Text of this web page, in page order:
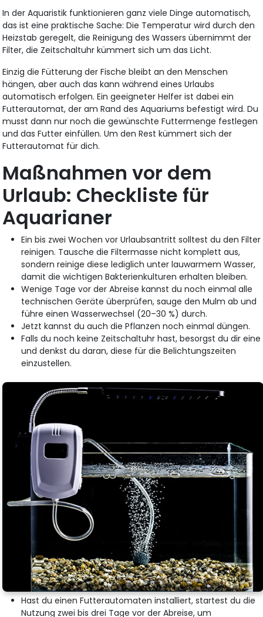
In der Aquaristik funktionieren ganz viele Dinge automatisch,
das ist eine praktische Sache: Die Temperatur wird durch den
Heizstab geregelt, die Reinigung des Wassers übernimmt der
Filter, die Zeitschaltuhr kümmert sich um das Licht.
Einzig die Fütterung der Fische bleibt an den Menschen
hängen, aber auch das kann während eines Urlaubs
automatisch erfolgen. Ein geeigneter Helfer ist dabei ein
Futterautomat, der am Rand des Aquariums befestigt wird. Du
musst dann nur noch die gewünschte Futtermenge festlegen
und das Futter einfüllen. Um den Rest kümmert sich der
Futterautomat für dich.
Maßnahmen vor dem
Urlaub: Checkliste für
Aquarianer
Ein bis zwei Wochen vor Urlaubsantritt solltest du den Filter
reinigen. Tausche die Filtermasse nicht komplett aus,
sondern reinige diese lediglich unter lauwarmem Wasser,
damit die wichtigen Bakterienkulturen erhalten bleiben.
Wenige Tage vor der Abreise kannst du noch einmal alle
technischen Geräte überprüfen, sauge den Mulm ab und
führe einen Wasserwechsel (20–30 %) durch.
Jetzt kannst du auch die Pflanzen noch einmal düngen.
Falls du noch keine Zeitschaltuhr hast, besorgst du dir eine
und denkst du daran, diese für die Belichtungszeiten
einzustellen.
Hast du einen Futterautomaten installiert, startest du die
Nutzung zwei bis drei Tage vor der Abreise, um